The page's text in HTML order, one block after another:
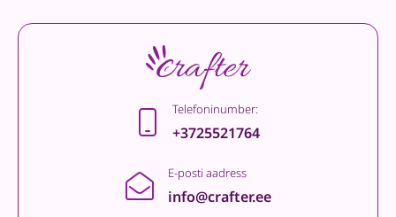
Telefoninumber:
+3725521764
E-posti aadress
info@crafter.ee